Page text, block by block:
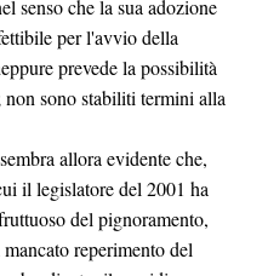
senso che la sua adozione
per l'avvio della
prevede la possibilità
sono stabiliti termini alla
allora evidente che,
il legislatore del 2001 ha
del pignoramento,
reperimento del